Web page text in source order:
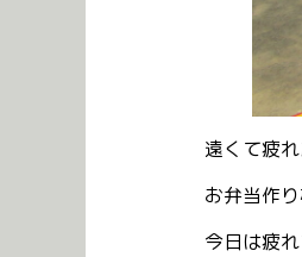
遠くて疲
お弁当作
今日は疲